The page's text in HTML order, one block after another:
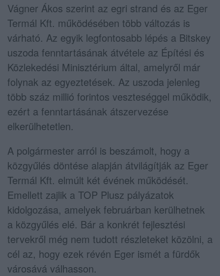
Vágner Ákos szerint az egri strand és az Eger
Termál Kft. működésében több változás is
várható. Az egyik legfontosabb lépés a Bitskey
uszoda fenntartásának átvétele az Építési és
Közlekedési Minisztérium által, amelyről már
folynak az egyeztetések. Az uszoda jelenleg
több száz millió forintos veszteséggel működik,
ezért a fenntartásának átszervezése
elkerülhetetlen.
A polgármester arról is beszámolt, hogy a
közgyűlés döntése alapján átvilágítják az Eger
Termál Kft. elmúlt két évének működését.
Emellett zajlik a TOP Plusz pályázatok
kidolgozása, amelyek februárban kerülhetnek
a közgyűlés elé. Bár a konkrét fejlesztési
tervekről még nem tudott részleteket közölni, a
cél az, hogy ezek révén Eger ismét a fürdők
városává válhasson.